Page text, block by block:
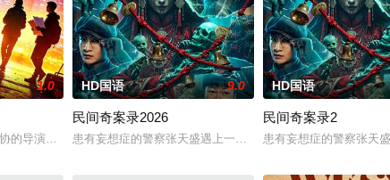
与同学进山科考，却因遭遇飓风来袭而失联。救援副队
1.0
的导演朱达仁萌生拍一部《河南人在北京》电影的念头，在说服主编姚松
HD国语 9.0
民间奇案录2026
患有妄想症的警察张天盛遇上一起离奇的神像杀人事件，勘案
HD国语
民间奇案录2
患有妄想症的警察张天